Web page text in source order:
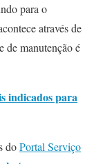
para o
através de
de manutenção é
indicados para
doPortal Serviço